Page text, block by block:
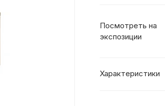
Посмотреть на
экспозиции
Характеристики